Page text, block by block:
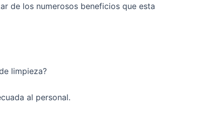
de los numerosos beneficios que esta
limpieza?
al personal.